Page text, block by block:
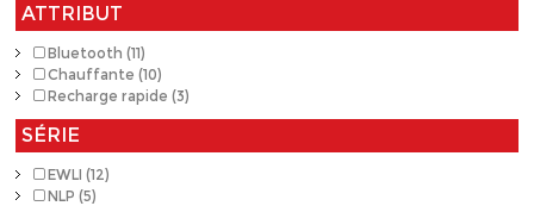
ATTRIBUT
Bluetooth (11)
Chauffante (10)
Recharge rapide (3)
SÉRIE
EWLI (12)
NLP (5)